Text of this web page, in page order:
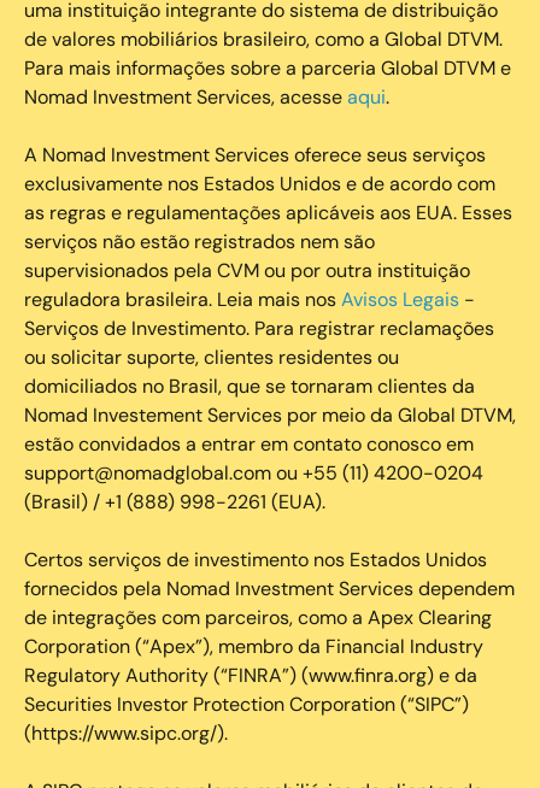
uma instituição integrante do sistema de distribuição
de valores mobiliários brasileiro, como a Global DTVM.
Para mais informações sobre a parceria Global DTVM e
Nomad Investment Services, acesseaqui.
A Nomad Investment Services oferece seus serviços
exclusivamente nos Estados Unidos e de acordo com
as regras e regulamentações aplicáveis aos EUA. Esses
serviços não estão registrados nem são
supervisionados pela CVM ou por outra instituição
reguladora brasileira. Leia mais nosAvisos Legais -
Serviços de Investimento. Para registrar reclamações
ou solicitar suporte, clientes residentes ou
domiciliados no Brasil, que se tornaram clientes da
Nomad Investement Services por meio da Global DTVM,
estão convidados a entrar em contato conosco em
support@nomadglobal.com ou +55 (11) 4200-0204
(Brasil) / +1 (888) 998-2261 (EUA).
Certos serviços de investimento nos Estados Unidos
fornecidos pela Nomad Investment Services dependem
de integrações com parceiros, como a Apex Clearing
Corporation (“Apex”), membro da Financial Industry
Regulatory Authority (“FINRA”) (www.finra.org) e da
Securities Investor Protection Corporation (“SIPC”)
(https://www.sipc.org/).